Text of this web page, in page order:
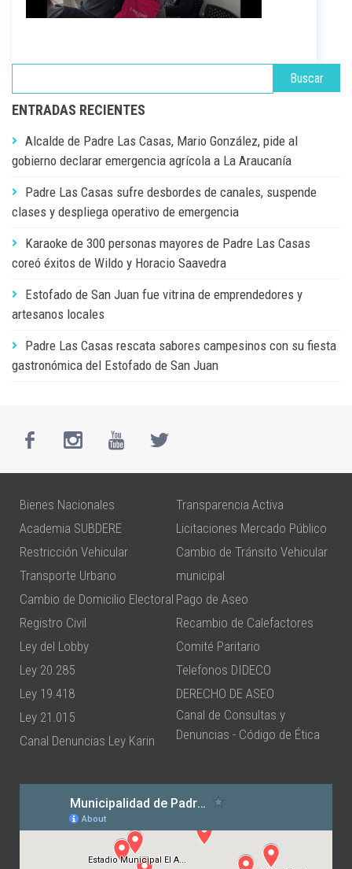
ENTRADAS RECIENTES
Alcalde de Padre Las Casas, Mario González, pide al
gobierno declarar emergencia agrícola a La Araucanía
Padre Las Casas sufre desbordes de canales, suspende
clases y despliega operativo de emergencia
Karaoke de 300 personas mayores de Padre Las Casas
coreó éxitos de Wildo y Horacio Saavedra
Estofado de San Juan fue vitrina de emprendedores y
artesanos locales
Padre Las Casas rescata sabores campesinos con su fiesta
gastronómica del Estofado de San Juan
Bienes Nacionales
Academia SUBDERE
Restricción Vehicular
Transporte Urbano
Cambio de Domicilio Electoral
Registro Civil
Ley del Lobby
Ley 20.285
Ley 19.418
Ley 21.015
Canal Denuncias Ley Karin
Transparencia Activa
Licitaciones Mercado Público
Cambio de Tránsito Vehicular
municipal
Pago de Aseo
Recambio de Calefactores
Comité Paritario
Telefonos DIDECO
DERECHO DE ASEO
Canal de Consultas y
Denuncias - Código de Ética